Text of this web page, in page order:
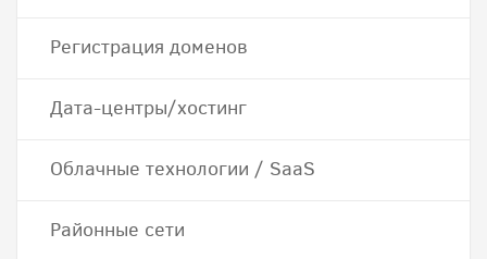
Регистрация доменов
Дата-центры/хостинг
Облачные технологии / SaaS
Районные сети